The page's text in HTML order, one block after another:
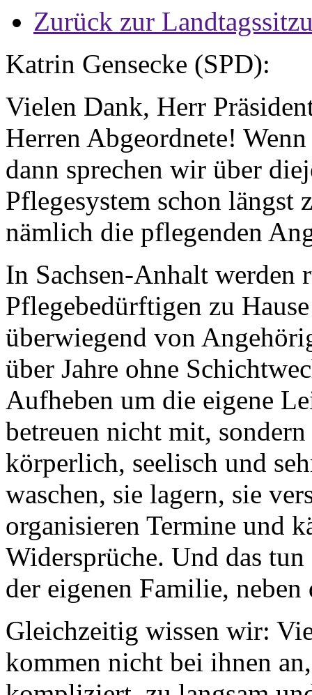
Zurück zur
Katrin Gensecke (SPD):
Vielen Dank, Herr
Herren Abgeordnete!
dann sprechen wir über
Pflegesystem schon längst
nämlich die pflegenden
In Sachsen-Anhalt werden
Pflegebedürftigen zu
überwiegend von
über Jahre ohne
Aufheben um die eigene
betreuen nicht mit,
körperlich, seelisch und
waschen, sie lagern, sie
organisieren Termine und
Widersprüche. Und das
der eigenen Familie,
Gleichzeitig wissen wir:
kommen nicht bei ihnen